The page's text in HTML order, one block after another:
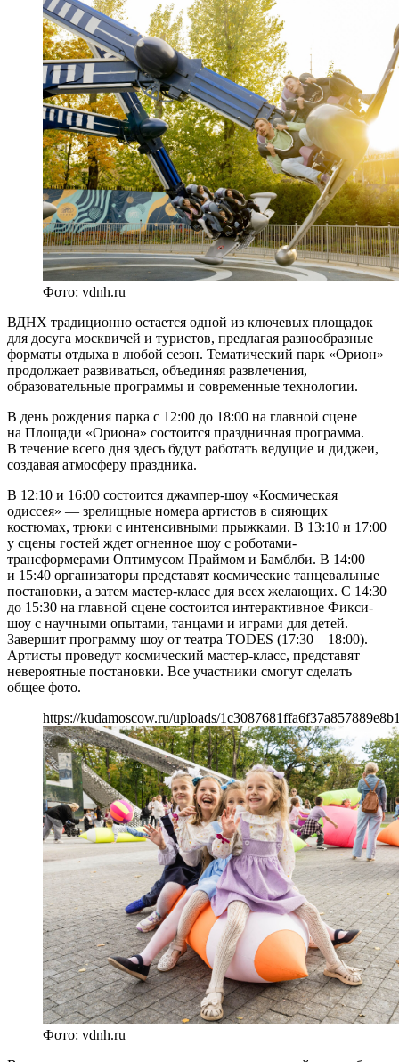
Фото: vdnh.ru
ВДНХ традиционно остается одной из ключевых площадок
для досуга москвичей и туристов, предлагая разнообразные
форматы отдыха в любой сезон. Тематический парк «Орион»
продолжает развиваться, объединяя развлечения,
образовательные программы и современные технологии.
В день рождения парка с 12:00 до 18:00 на главной сцене
на Площади «Ориона» состоится праздничная программа.
В течение всего дня здесь будут работать ведущие и диджеи,
создавая атмосферу праздника.
В 12:10 и 16:00 состоится джампер-шоу «Космическая
одиссея» — зрелищные номера артистов в сияющих
костюмах, трюки с интенсивными прыжками. В 13:10 и 17:00
у сцены гостей ждет огненное шоу с роботами-
трансформерами Оптимусом Праймом и Бамблби. В 14:00
и 15:40 организаторы представят космические танцевальные
постановки, а затем мастер-класс для всех желающих. С 14:30
до 15:30 на главной сцене состоится интерактивное Фикси-
шоу с научными опытами, танцами и играми для детей.
Завершит программу шоу от театра TODES (17:30—18:00).
Артисты проведут космический мастер-класс, представят
невероятные постановки. Все участники смогут сделать
общее фото.
https://kudamoscow.ru/uploads/
Фото: vdnh.ru